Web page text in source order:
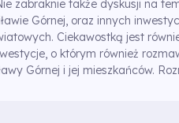
zabraknie także dyskusji na
Górnej, oraz innych
Ciekawostką jest
o którym również
Górnej i jej mieszkańców.